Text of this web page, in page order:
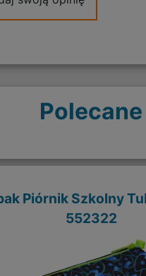
Polecane
Piórnik Szkolny
552322